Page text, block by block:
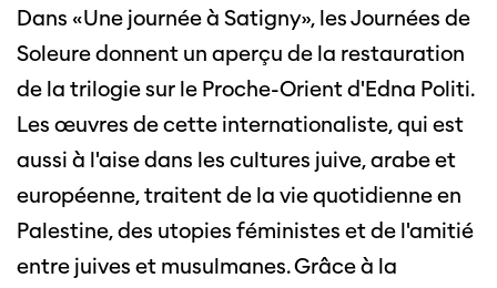
Dans «Une journée à Satigny», les Journées de
Soleure donnent un aperçu de la restauration
de la trilogie sur le Proche-Orient d'Edna Politi.
Les œuvres de cette internationaliste, qui est
aussi à l'aise dans les cultures juive, arabe et
européenne, traitent de la vie quotidienne en
Palestine, des utopies féministes et de l'amitié
entre juives et musulmanes. Grâce à la